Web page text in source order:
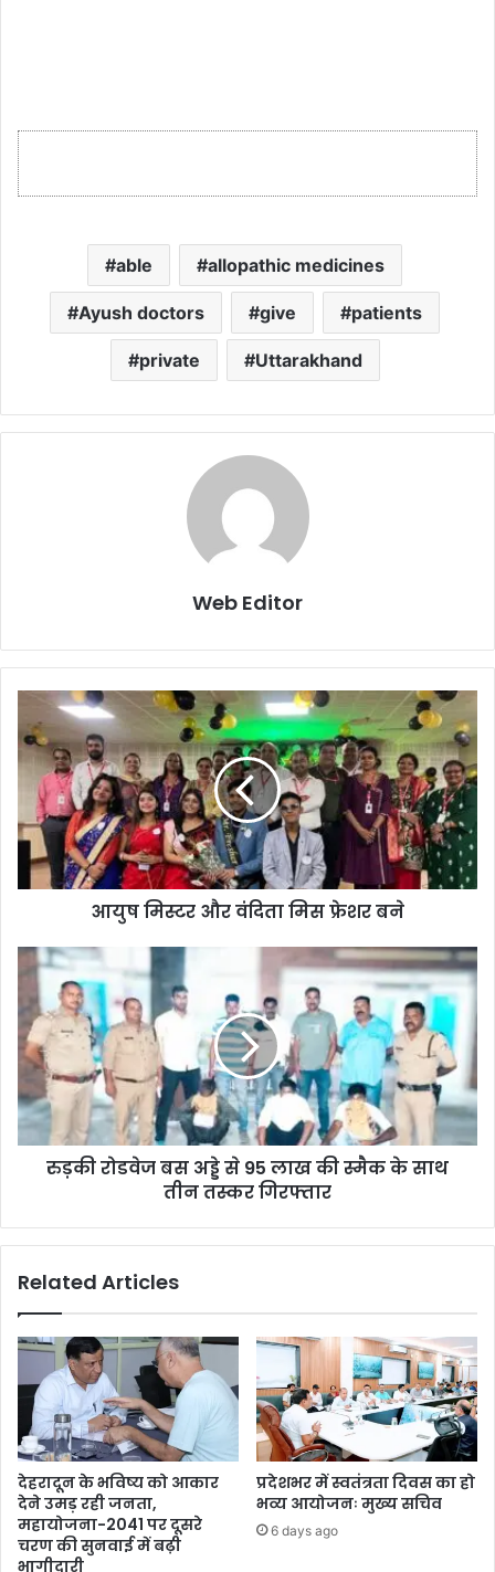
able allopathic medicines
Ayush doctors give patients
private Uttarakhand
Web Editor
आयुष मिस्टर और वंदिता मिस फ्रेशर बने
रुड़की रोडवेज बस अड्डे से 95 लाख की स्मैक के साथ
तीन तस्कर गिरफ्तार
Related Articles
देहरादून के भविष्य को आकार
देने उमड़ रही जनता,
महायोजना-2041 पर दूसरे
चरण की सुनवाई में बढ़ी
भागीदारी
प्रदेशभर में स्वतंत्रता दिवस का हो
भव्य आयोजनः मुख्य सचिव
6 days ago